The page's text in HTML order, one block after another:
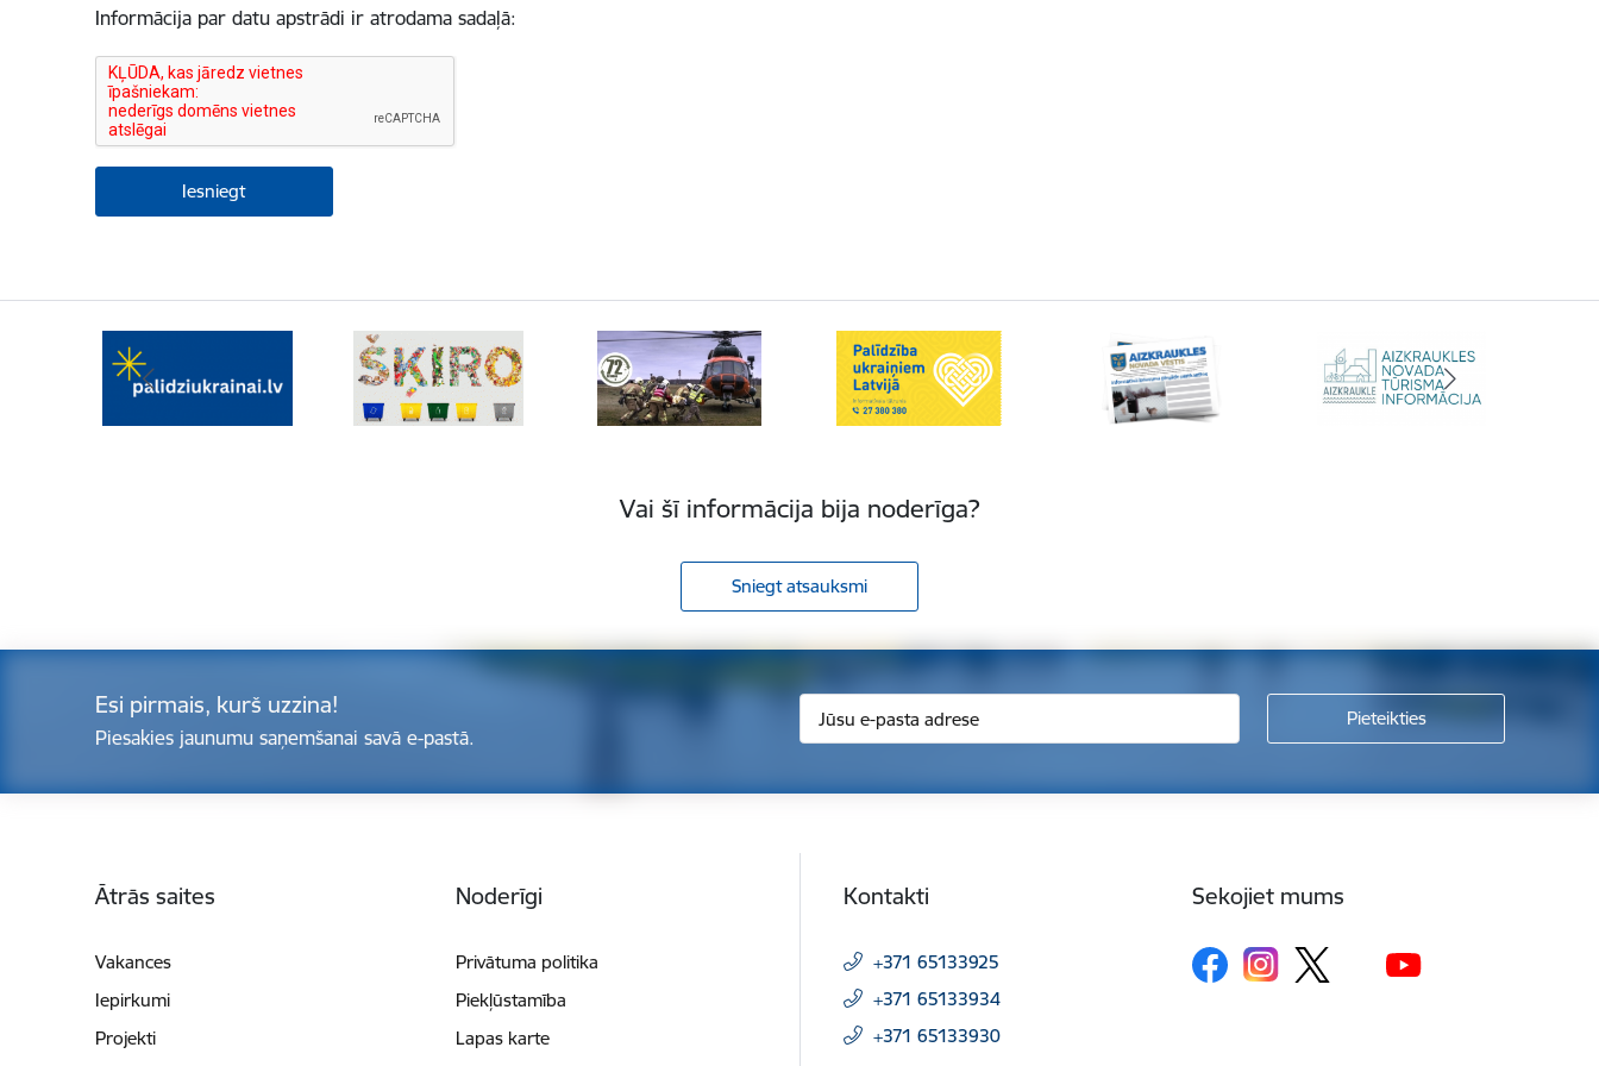
Informācija par datu apstrādi ir atrodama sadaļā:
Vai šī informācija bija noderīga?
Sniegt atsauksmi
Esi pirmais, kurš uzzina!
Piesakies jaunumu saņemšanai savā e-pastā.
Ātrās saites
Vakances
Iepirkumi
Projekti
Noderīgi
Privātuma politika
Piekļūstamība
Lapas karte
Kontakti
+371 65133925
+371 65133934
+371 65133930
Sekojiet mums